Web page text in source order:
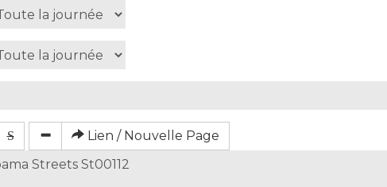
S Lien / Nouvelle Page